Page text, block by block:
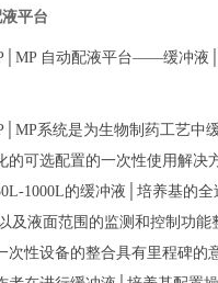
平台
自动配液平台——缓冲液
系统是为生物制药工艺中
的可选配置的一次性使用解决
1000L的缓冲液│培养基的
及液面范围的监测和控制功能
次性设备的整合具有里程碑的